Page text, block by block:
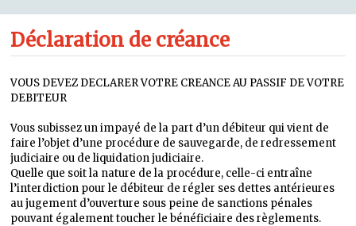
Déclaration de créance
VOUS DEVEZ DECLARER VOTRE CREANCE AU PASSIF DE VOTRE
DEBITEUR
Vous subissez un impayé de la part d’un débiteur qui vient de
faire l’objet d’une procédure de sauvegarde, de redressement
judiciaire ou de liquidation judiciaire.
Quelle que soit la nature de la procédure, celle-ci entraîne
l’interdiction pour le débiteur de régler ses dettes antérieures
au jugement d’ouverture sous peine de sanctions pénales
pouvant également toucher le bénéficiaire des règlements.